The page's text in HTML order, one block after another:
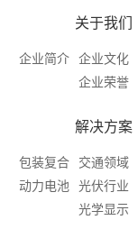
关于我们
企业简介 企业文化
企业荣誉
解决方案
包装复合 交通领域
动力电池
光伏行业
光学显示